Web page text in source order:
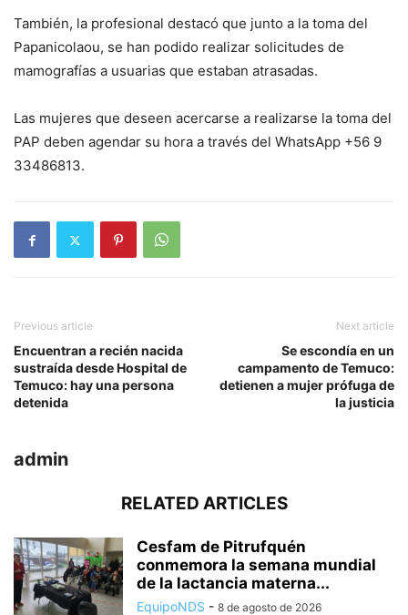
También, la profesional destacó que junto a la toma del
Papanicolaou, se han podido realizar solicitudes de
mamografías a usuarias que estaban atrasadas.
Las mujeres que deseen acercarse a realizarse la toma del
PAP deben agendar su hora a través del WhatsApp +56 9
33486813.
Previous article
Encuentran a recién nacida
sustraída desde Hospital de
Temuco: hay una persona
detenida
Next article
Se escondía en un
campamento de Temuco:
detienen a mujer prófuga de
la justicia
admin
RELATED ARTICLES
Cesfam de Pitrufquén
conmemora la semana mundial
de la lactancia materna...
EquipoNDS - 8 de agosto de 2026